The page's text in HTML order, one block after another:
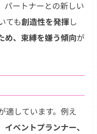
パートナーとの新しい
ても創造性を発揮し
め、束縛を嫌う傾向が
適しています。例え
ベントプランナー、